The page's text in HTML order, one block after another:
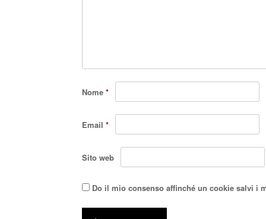
Nome *
Email *
Sito web
Do il mio consenso affinché un cookie salvi i